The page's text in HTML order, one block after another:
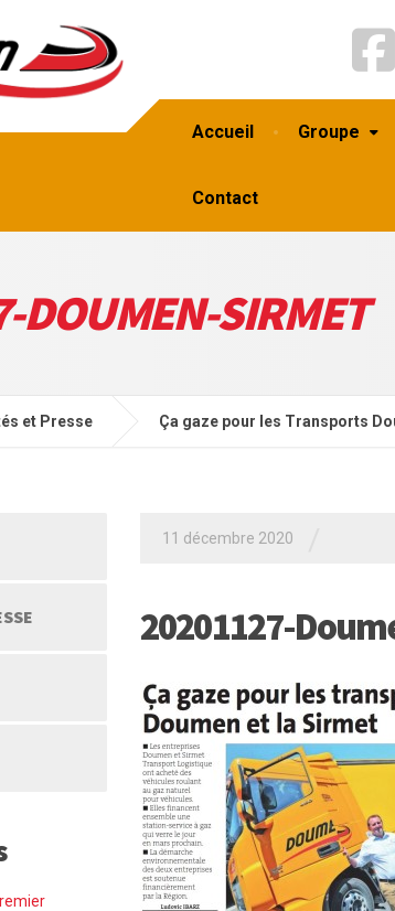
Accueil Groupe
Contact
SIRMET
et Presse Ça gaze pour les Transports
11 décembre 2020
20201127-